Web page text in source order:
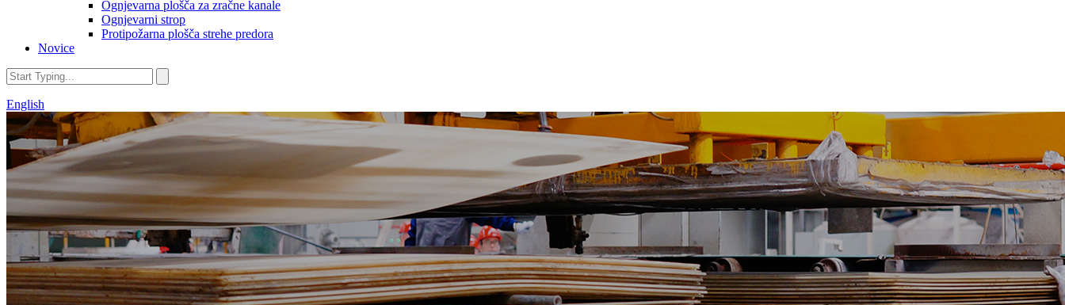
Ognjevarna plošča za zračne kanale
Ognjevarni strop
Protipožarna plošča strehe predora
Novice
English